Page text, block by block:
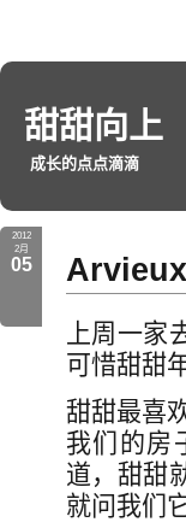
甜甜向上
成长的点点滴滴
2012
2月
05
上周一
可惜甜甜
甜甜最喜
我们的房
道，甜甜
就问我们